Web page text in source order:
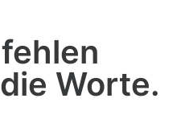
Worte.